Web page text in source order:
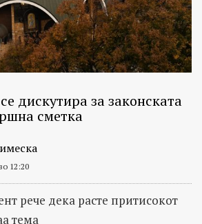
дискутира за законската
сметка
12:20
рече дека расте притисокот
тема